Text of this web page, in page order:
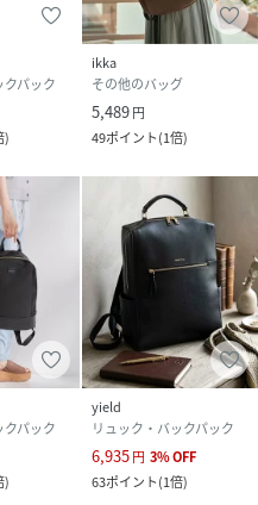
パック
)
ikka
その他のバッグ
5,489円
49ポイント(1倍)
パック
)
yield
リュック・バックパック
6,935円 3%OFF
63ポイント(1倍)